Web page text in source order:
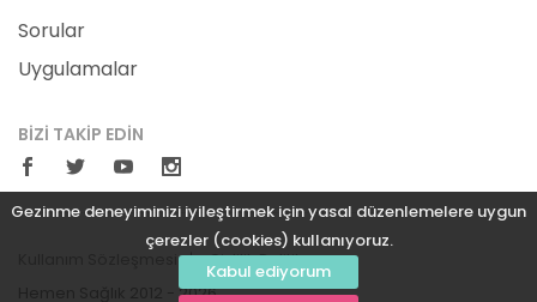
Gezinme deneyiminizi iyileştirmek için yasal düzenlemelere uygun
çerezler (cookies) kullanıyoruz.
Kabul ediyorum
Sorular
Uygulamalar
BIZI TAKIP EDIN
Gizlilik Politikası
Hemen Sağlık 2012 - 2026